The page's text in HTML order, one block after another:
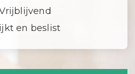
en beslist